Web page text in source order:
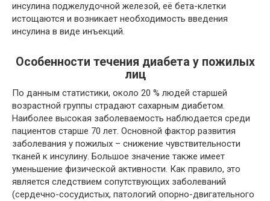
инсулина поджелудочной железой, её бета-клетки
истощаются и возникает необходимость введения
инсулина в виде инъекций.
Особенности течения диабета у пожилых
лиц
По данным статистики, около 20 % людей старшей
возрастной группы страдают сахарным диабетом.
Наиболее высокая заболеваемость наблюдается среди
пациентов старше 70 лет. Основной фактор развития
заболевания у пожилых – снижение чувствительности
тканей к инсулину. Большое значение также имеет
уменьшение физической активности. Как правило, это
является следствием сопутствующих заболеваний
(сердечно-сосудистых, патологий опорно-двигательного